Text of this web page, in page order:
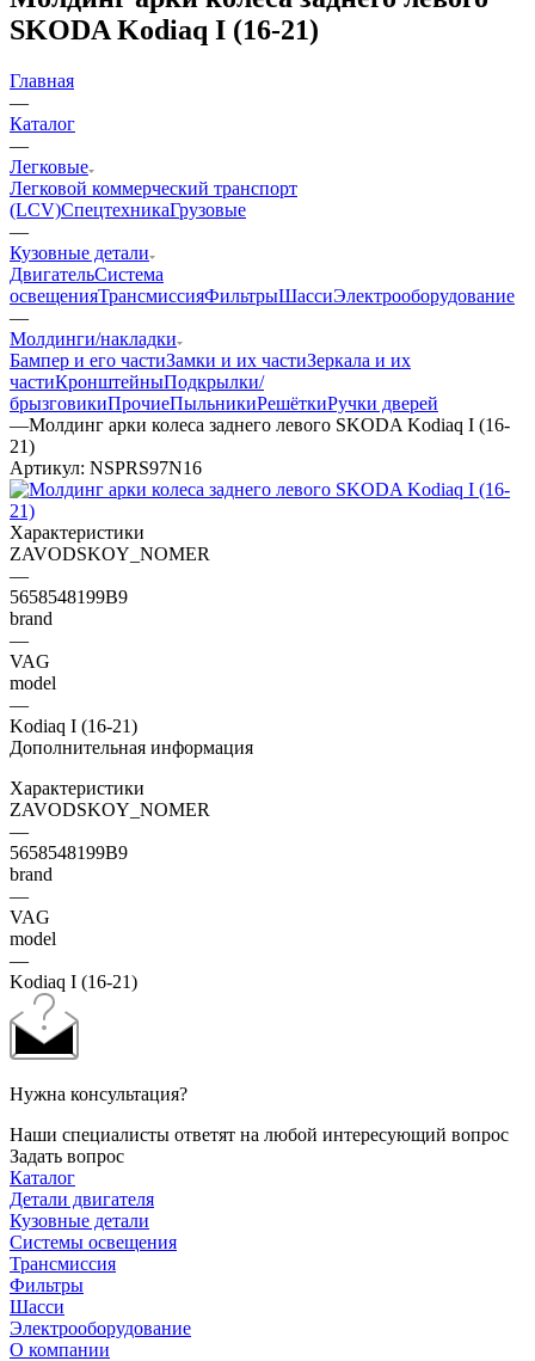
SKODA Kodiaq I (16-21)
Главная
—
Каталог
—
Легковые
Легковой коммерческий транспорт
(LCV)СпецтехникаГрузовые
—
Кузовные детали
ДвигательСистема
освещенияТрансмиссияФильтрыШассиЭлектрооборудование
—
Молдинги/накладки
Бампер и его частиЗамки и их частиЗеркала и их
частиКронштейныПодкрылки/
брызговикиПрочиеПыльникиРешёткиРучки дверей
—Молдинг арки колеса заднего левого SKODA Kodiaq I (16-
21)
Артикул: NSPRS97N16
Характеристики
ZAVODSKOY_NOMER
—
5658548199B9
brand
—
VAG
model
—
Kodiaq I (16-21)
Дополнительная информация
Характеристики
ZAVODSKOY_NOMER
—
5658548199B9
brand
—
VAG
model
—
Kodiaq I (16-21)
Нужна консультация?
Наши специалисты ответят на любой интересующий вопрос
Задать вопрос
Каталог
Детали двигателя
Кузовные детали
Системы освещения
Трансмиссия
Фильтры
Шасси
Электрооборудование
О компании